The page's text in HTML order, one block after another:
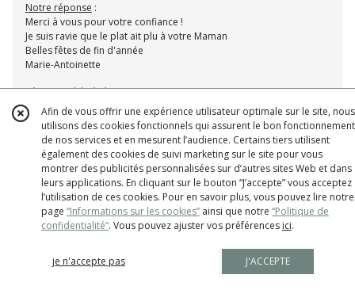
Notre réponse :
Merci à vous pour votre confiance !
Je suis ravie que le plat ait plu à votre Maman
Belles fêtes de fin d'année
Marie-Antoinette
Réponse rédigée le 3 nov. 2024
Produits superbes... je suis fan
Avis rédigé le 2 déc. 2021 par Delphine B
Notre réponse:
Merci beaucoup pour votre retour.
Marie-Antoinette
Afin de vous offrir une expérience utilisateur optimale sur le site, nous
utilisons des cookies fonctionnels qui assurent le bon fonctionnement
de nos services et en mesurent l’audience. Certains tiers utilisent
également des cookies de suivi marketing sur le site pour vous
montrer des publicités personnalisées sur d’autres sites Web et dans
leurs applications. En cliquant sur le bouton “J’accepte” vous acceptez
l’utilisation de ces cookies. Pour en savoir plus, vous pouvez lire notre
page “Informations sur les cookies” ainsi que notre “Politique de
confidentialité“. Vous pouvez ajuster vos préférences ici.
je n'accepte pas J'ACCEPTE